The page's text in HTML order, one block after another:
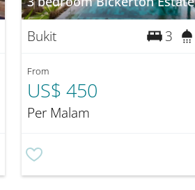
Bukit 3
From
US$ 450
Per Malam